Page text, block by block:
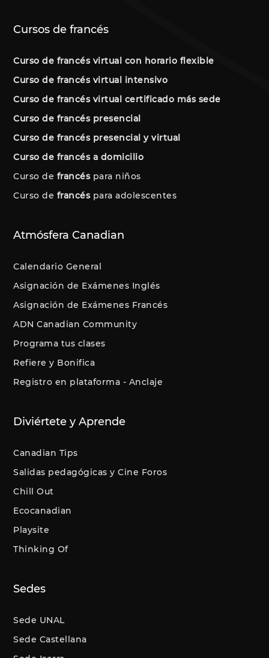
Cursos de francés
Curso de francés virtual con horario flexible
Curso de francés virtual intensivo
Curso de francés virtual certificado más sede
Curso de francés presencial
Curso de francés presencial y virtual
Curso de francés a domicilio
Curso de francéspara niños
Curso de francéspara adolescentes
Atmósfera Canadian
Calendario General
Asignación de Exámenes Inglés
Asignación de Exámenes Francés
ADN Canadian Community
Programa tus clases
Refiere y Bonifica
Registro en plataforma - Anclaje
Diviértete y Aprende
Canadian Tips
Salidas pedagógicas y Cine Foros
Chill Out
Ecocanadian
Playsite
Thinking Of
Sedes
Sede UNAL
Sede Castellana